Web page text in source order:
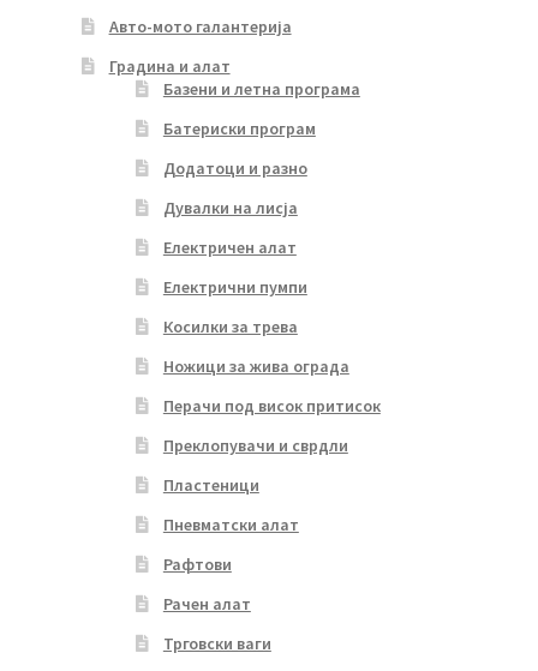
Авто-мото галантерија
Градина и алат
Базени и летна програма
Батериски програм
Додатоци и разно
Дувалки на лисја
Електричен алат
Електрични пумпи
Косилки за трева
Ножици за жива ограда
Перачи под висок притисок
Преклопувачи и сврдли
Пластеници
Пневматски алат
Рафтови
Рачен алат
Трговски ваги